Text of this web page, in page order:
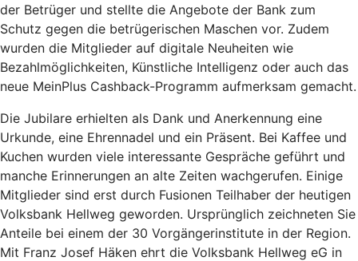
der Betrüger und stellte die Angebote der Bank zum
Schutz gegen die betrügerischen Maschen vor. Zudem
wurden die Mitglieder auf digitale Neuheiten wie
Bezahlmöglichkeiten, Künstliche Intelligenz oder auch das
neue MeinPlus Cashback-Programm aufmerksam gemacht.
Die Jubilare erhielten als Dank und Anerkennung eine
Urkunde, eine Ehrennadel und ein Präsent. Bei Kaffee und
Kuchen wurden viele interessante Gespräche geführt und
manche Erinnerungen an alte Zeiten wachgerufen. Einige
Mitglieder sind erst durch Fusionen Teilhaber der heutigen
Volksbank Hellweg geworden. Ursprünglich zeichneten Sie
Anteile bei einem der 30 Vorgängerinstitute in der Region.
Mit Franz Josef Häken ehrt die Volksbank Hellweg eG in